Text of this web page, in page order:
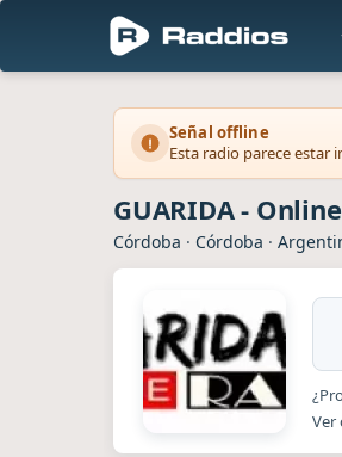
Señal offline
Esta radio parece estar
GUARIDA - Online
Córdoba · Córdoba ·
Ver